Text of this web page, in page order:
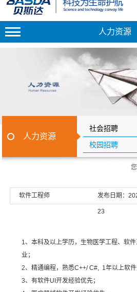
人力资源
人力资源
社会招聘
校园招聘
软件工程师 发布日期：
23
1、本科及以上学历，生物医学工程、软
业；
2、精通编程，熟悉C++/ C#, 1年以上软件
3、有软件UI开发经验优先；